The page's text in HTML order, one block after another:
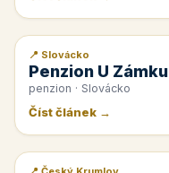
📰 PR článek
📍 Slovácko
Penzion U Zámku
penzion · Slovácko
Číst článek →